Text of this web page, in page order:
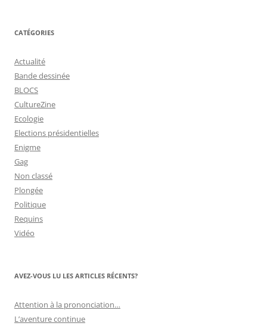
CATÉGORIES
Actualité
Bande dessinée
BLOCS
CultureZine
Ecologie
Elections présidentielles
Enigme
Gag
Non classé
Plongée
Politique
Requins
Vidéo
AVEZ-VOUS LU LES ARTICLES RÉCENTS?
Attention à la prononciation…
L’aventure continue